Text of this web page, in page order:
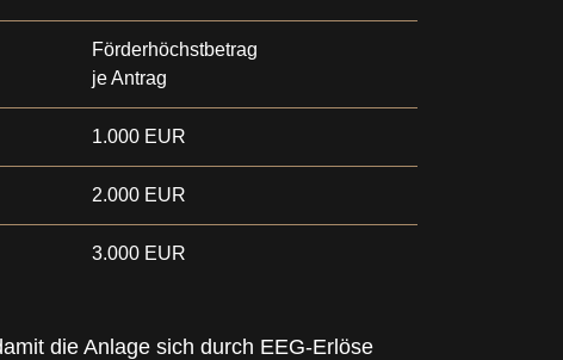
Förderhöchstbetrag
je Antrag
1.000 EUR
2.000 EUR
3.000 EUR
die Anlage sich durch EEG-Erlöse